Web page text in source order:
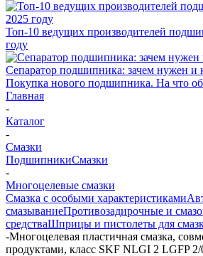
Топ-10 ведущих производителей
году
Сепаратор подшипника: зачем нужен и
Покупка нового подшипника. На что
Главная
-
Каталог
-
Смазки
ПодшипникиСмазки
-
Многоцелевые смазки
Смазка с особыми характеристиками
смазываниеПротивозадирочные и
средстваШприцы и пистолеты для
-Многоцелевая пластичная смазка,
продуктами, класс SKF NLGI 2 LGFP 2/